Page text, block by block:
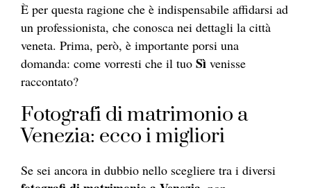
È per questa ragione che è indispensabile affidarsi ad
un professionista, che conosca nei dettagli la città
veneta. Prima, però, è importante porsi una
domanda: come vorresti che il tuo Sì venisse
raccontato?
Fotografi di matrimonio a
Venezia: ecco i migliori
Se sei ancora in dubbio nello scegliere tra i diversi